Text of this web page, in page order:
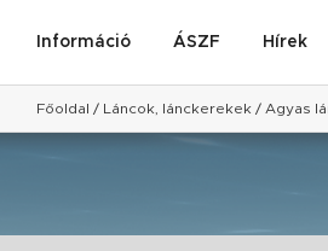
Információ ÁSZF Hírek
Főoldal / Láncok, lánckerekek / Agyas